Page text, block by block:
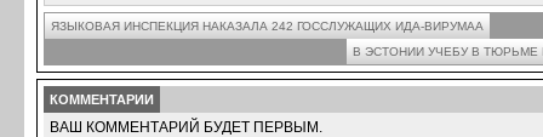
ЯЗЫКОВАЯ ИНСПЕКЦИЯ НАКАЗАЛА 242 ГОССЛУЖАЩИХ ИДА-ВИРУМАА
В ЭСТОНИИ УЧЕБУ В ТЮРЬМЕ
КОММЕНТАРИИ
ВАШ КОММЕНТАРИЙ БУДЕТ ПЕРВЫМ.